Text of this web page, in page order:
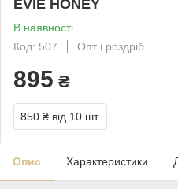
EVIE HONEY
В наявності
Код: 507
Опт і роздріб
895 ₴
850 ₴ від 10 шт.
Опис Характеристики